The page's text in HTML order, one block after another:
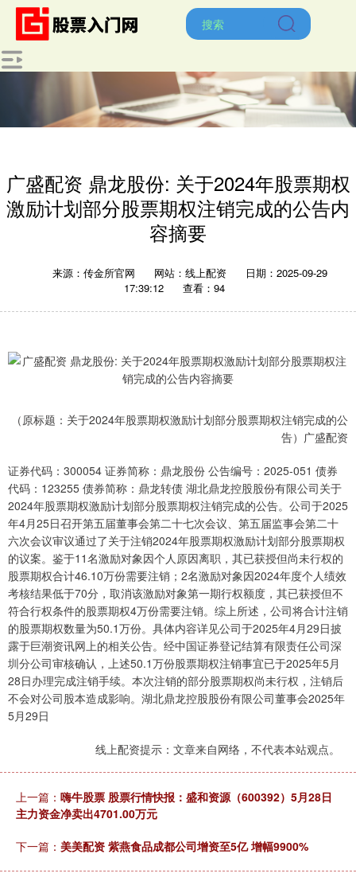
广盛配资 鼎龙股份: 关于2024年股票期权
激励计划部分股票期权注销完成的公告内
容摘要
来源：传金所官网 网站：线上配资
日期：2025-09-29
17:39:12
查看：94
（原标题：关于2024年股票期权激励计划部分股票期权注销完成的公
告）广盛配资
证券代码：300054 证券简称：鼎龙股份 公告编号：2025-051 债券
代码：123255 债券简称：鼎龙转债 湖北鼎龙控股股份有限公司关于
2024年股票期权激励计划部分股票期权注销完成的公告。公司于2025
年4月25日召开第五届董事会第二十七次会议、第五届监事会第二十
六次会议审议通过了关于注销2024年股票期权激励计划部分股票期权
的议案。鉴于11名激励对象因个人原因离职，其已获授但尚未行权的
股票期权合计46.10万份需要注销；2名激励对象因2024年度个人绩效
考核结果低于70分，取消该激励对象第一期行权额度，其已获授但不
符合行权条件的股票期权4万份需要注销。综上所述，公司将合计注销
的股票期权数量为50.1万份。具体内容详见公司于2025年4月29日披
露于巨潮资讯网上的相关公告。经中国证券登记结算有限责任公司深
圳分公司审核确认，上述50.1万份股票期权注销事宜已于2025年5月
28日办理完成注销手续。本次注销的部分股票期权尚未行权，注销后
不会对公司股本造成影响。湖北鼎龙控股股份有限公司董事会2025年
5月29日
线上配资提示：文章来自网络，不代表本站观点。
上一篇： 嗨牛股票 股票行情快报：盛和资源（600392）5月28日
主力资金净卖出4701.00万元
下一篇： 美美配资 紫燕食品成都公司增资至5亿 增幅9900%